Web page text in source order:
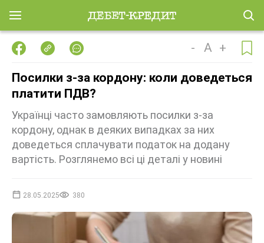
- A +
Посилки з-за кордону: коли доведеться
платити ПДВ?
Українці часто замовляють посилки з-за
кордону, однак в деяких випадках за них
доведеться сплачувати податок на додану
вартість. Розглянемо всі ці деталі у новині
28.05.2025 380